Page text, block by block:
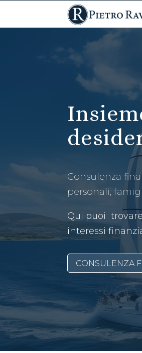
Consulenza
personali,
Qui puoi trovare
interessi
CONSULENZA